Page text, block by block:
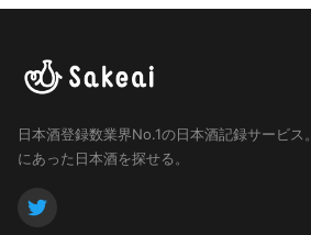
日本酒登録数業界No.1の日本酒記録サービス。
にあった日本酒を探せる。